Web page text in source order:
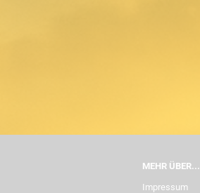
MEHR ÜBER...
Impressum